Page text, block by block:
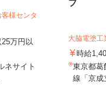
様センタ
万円以
ネサイト
フ
大脇電塗工
時給
東京都葛
線「京成